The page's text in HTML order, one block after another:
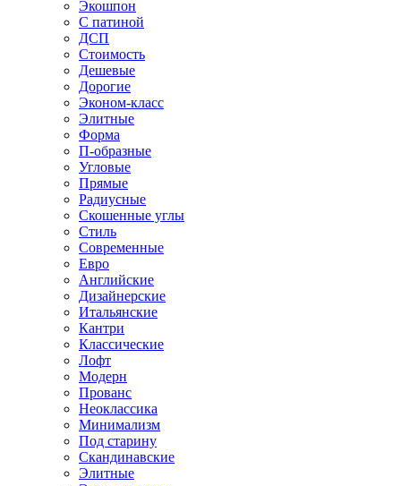
Экошпон
С патиной
ДСП
Стоимость
Дешевые
Дорогие
Эконом-класс
Элитные
Форма
П-образные
Угловые
Прямые
Радиусные
Скошенные углы
Стиль
Современные
Евро
Английские
Дизайнерские
Итальянские
Кантри
Классические
Лофт
Модерн
Прованс
Неоклассика
Минимализм
Под старину
Скандинавские
Элитные